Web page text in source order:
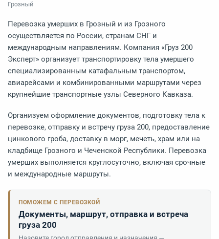
Грозный
Перевозка умерших в Грозный и из Грозного
осуществляется по России, странам СНГ и
международным направлениям. Компания «Груз 200
Эксперт» организует транспортировку тела умершего
специализированным катафальным транспортом,
авиарейсами и комбинированными маршрутами через
крупнейшие транспортные узлы Северного Кавказа.
Организуем оформление документов, подготовку тела к
перевозке, отправку и встречу груза 200, предоставление
цинкового гроба, доставку в морг, мечеть, храм или на
кладбище Грозного и Чеченской Республики. Перевозка
умерших выполняется круглосуточно, включая срочные
и международные маршруты.
ПОМОЖЕМ С ПЕРЕВОЗКОЙ
Документы, маршрут, отправка и встреча
груза 200